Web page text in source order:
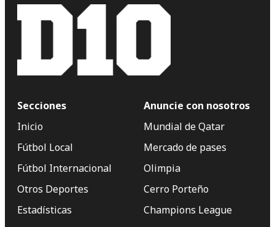
Secciones
Inicio
Fútbol Local
Fútbol Internacional
Otros Deportes
Estadísticas
Anuncie con nosotros
Mundial de Qatar
Mercado de pases
Olimpia
Cerro Porteño
Champions League